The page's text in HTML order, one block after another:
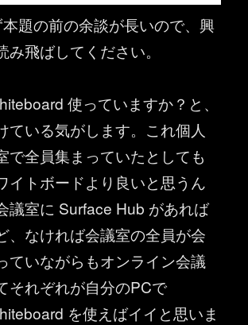
題の前の余談が長いので、興
み飛ばしてください。
使っていますか？と、
ている気がします。これ個人
で全員集まっていたとしても
イトボードより良いと思うん
議室に Surface Hub があれば
、なければ会議室の全員が会
ていながらもオンライン会議
それぞれが自分のPCで
を使えばイイと思いま